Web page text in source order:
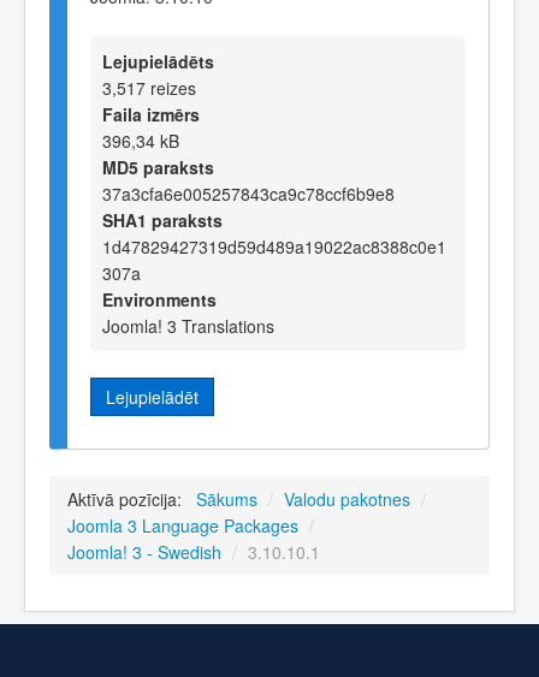
Lejupielādēts
3,517 reizes
Faila izmērs
396,34 kB
MD5 paraksts
37a3cfa6e005257843ca9c78ccf6b9e8
SHA1 paraksts
1d47829427319d59d489a19022ac8388c0e1
307a
Environments
Joomla! 3 Translations
Lejupielādēt
Aktīvā pozīcija: Sākums / Valodu pakotnes /
Joomla 3 Language Packages /
Joomla! 3 - Swedish / 3.10.10.1